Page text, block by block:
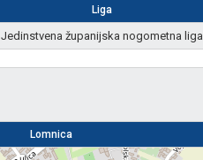
Liga
Jedinstvena županijska nogometna liga
Lomnica